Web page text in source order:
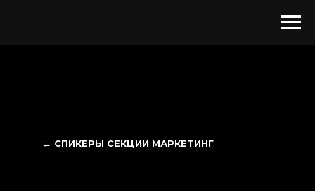
← СПИКЕРЫ СЕКЦИИ МАРКЕТИНГ